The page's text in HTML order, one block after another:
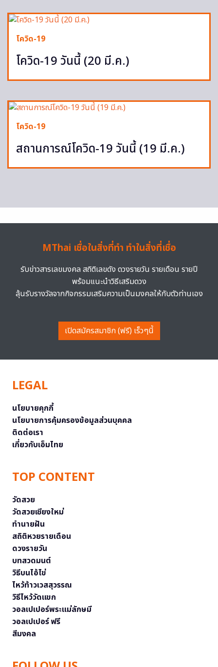
โควิด-19
โควิด-19 วันนี้ (20 มี.ค.)
โควิด-19
สถานการณ์โควิด-19 วันนี้ (19 มี.ค.)
MThai เชื่อในสิ่งที่ทำ ทำในสิ่งที่เชื่อ
รับข่าวสารเลขมงคล สถิติเลขดัง ดวงรายวัน รายเดือน รายปี
พร้อมแนะนำวิธีเสริมดวง
ลุ้นรับรางวัลจากกิจกรรมเสริมความเป็นมงคลให้กับตัวท่านเอง
เปิดสมัครสมาชิก (ฟรี) เร็วๆนี้
LEGAL
นโยบายคุกกี้
นโยบายการคุ้มครองข้อมูลส่วนบุคคล
ติดต่อเรา
เกี่ยวกับเอ็มไทย
TOP CONTENT
วัดสวย
วัดสวยเชียงใหม่
ทำนายฝัน
สถิติหวยรายเดือน
ดวงรายวัน
บทสวดมนต์
วิธีบนไอ้ไข่
ไหว้ท้าวเวสสุวรรณ
วิธีไหว้วัดแขก
วอลเปเปอร์พระแม่ลักษมี
วอลเปเปอร์ ฟรี
สีมงคล